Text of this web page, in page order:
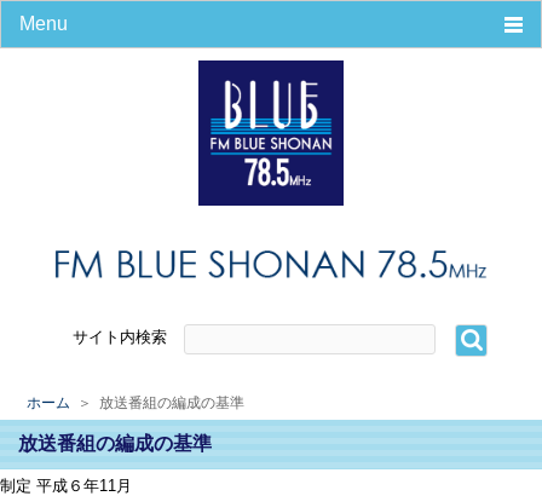
Menu
リクエスト
会社概要
災害時の緊急放送
プライバシーポリシー
番組審議会議事録
サイト内検索
ホーム ＞ 放送番組の編成の基準
放送番組の編成の基準
制定 平成６年11月